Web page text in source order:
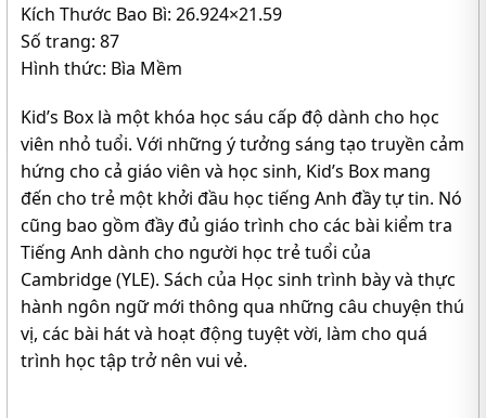
Kích Thước Bao Bì: 26.924×21.59
Số trang: 87
Hình thức: Bìa Mềm
Kid’s Box là một khóa học sáu cấp độ dành cho học
viên nhỏ tuổi. Với những ý tưởng sáng tạo truyền cảm
hứng cho cả giáo viên và học sinh, Kid’s Box mang
đến cho trẻ một khởi đầu học tiếng Anh đầy tự tin. Nó
cũng bao gồm đầy đủ giáo trình cho các bài kiểm tra
Tiếng Anh dành cho người học trẻ tuổi của
Cambridge (YLE). Sách của Học sinh trình bày và thực
hành ngôn ngữ mới thông qua những câu chuyện thú
vị, các bài hát và hoạt động tuyệt vời, làm cho quá
trình học tập trở nên vui vẻ.